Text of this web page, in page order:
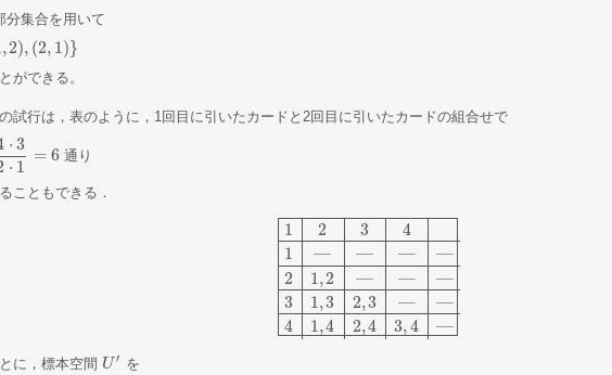
分集合を用いて
,2), (2, 1)}
2,1)}
ができる。
試行は，表のように，1回目に引いたカードと2回目に引いたカードの組合せで
⋅ 3
⋅ 1
= 6
⋅1=6 通り
こともできる．
1
1
2
3
4
2
—
1,2
1,3
1,4
3
—
—
2,3
2,4
4
—
—
—
3,4
—
—
—
—
23 1― ― ―2 ―― ―31,
に，標本空間 U′
U′ を